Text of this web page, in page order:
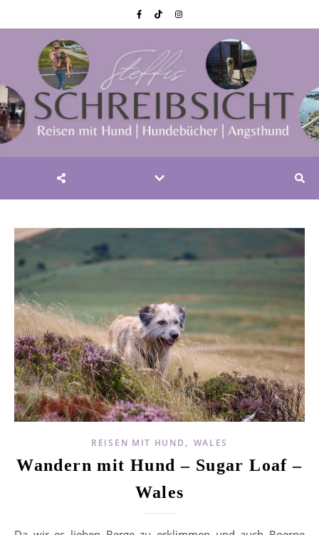
REISEN MIT HUND , WALES
Wandern mit Hund – Sugar Loaf –
Wales